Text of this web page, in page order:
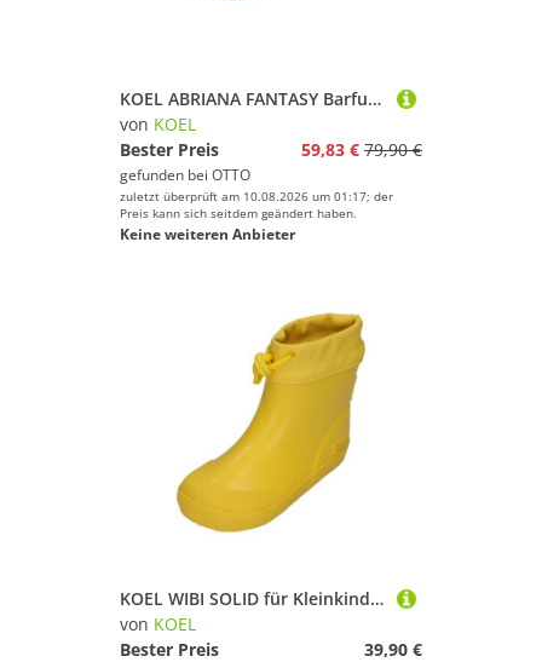
KOEL ABRIANA FANTASY Barfußschuh Jeans
von KOEL
Bester Preis
59,83 € 79,90 €
gefunden bei OTTO
zuletzt überprüft am 10.08.2026 um 01:17; der
Preis kann sich seitdem geändert haben.
Keine weiteren Anbieter
KOEL WIBI SOLID für Kleinkinder Barfußschuh Yellow
von KOEL
Bester Preis
39,90 €